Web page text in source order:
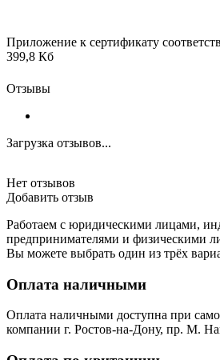
Приложение к сертификату
399,8 Кб
Отзывы
Загрузка отзывов...
Нет отзывов
Добавить отзыв
Работаем с юридическими лицами,
предпринимателями и физическими
Вы можете выбрать один из трёх
Оплата наличными
Оплата наличными доступна при
компании г. Ростов-на-Дону, пр. М.